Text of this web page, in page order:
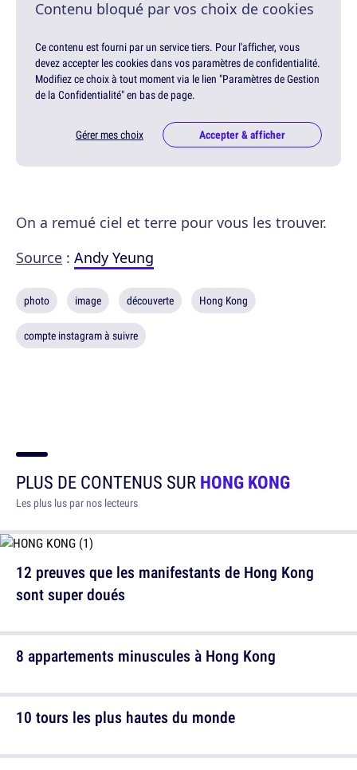
Contenu bloqué par vos choix de cookies
Ce contenu est fourni par un service tiers. Pour l'afficher, vous
devez accepter les cookies dans vos paramètres de confidentialité.
Modifiez ce choix à tout moment via le lien "Paramètres de Gestion
de la Confidentialité" en bas de page.
Gérer mes choix Accepter & afficher
On a remué ciel et terre pour vous les trouver.
Source : Andy Yeung
photo image découverte Hong Kong
compte instagram à suivre
PLUS DE CONTENUS SURHONG KONG
Les plus lus par nos lecteurs
12 preuves que les manifestants de Hong Kong
sont super doués
10 tours les plus hautes du monde
8 appartements minuscules à Hong Kong